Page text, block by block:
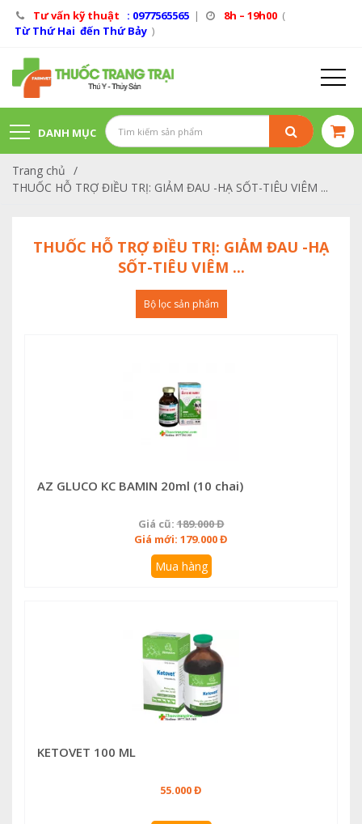
Tư vấn kỹ thuật : 0977565565 | 8h – 19h00 (
Từ Thứ Hai đến Thứ Bảy )
DANH MỤC
SẢN PHẨM
Trang chủ /
THUỐC HỖ TRỢ ĐIỀU TRỊ: GIẢM ĐAU -HẠ SỐT-TIÊU VIÊM ...
THUỐC HỖ TRỢ ĐIỀU TRỊ: GIẢM ĐAU -HẠ
SỐT-TIÊU VIÊM ...
Bộ lọc sản phẩm
AZ GLUCO KC BAMIN 20ml (10 chai)
Giá cũ:189.000 Đ
Giá mới: 179.000 Đ
Mua hàng
KETOVET 100 ML
55.000 Đ